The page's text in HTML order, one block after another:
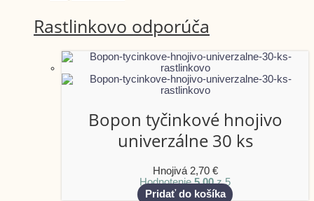
Rastlinkovo odporúča
Bopon tyčinkové hnojivo
univerzálne 30 ks
Hnojivá2,70 €
Hodnotenie5.00z 5
Pridať do košíka